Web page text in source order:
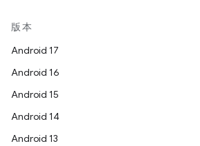
版本
Android 17
Android 16
Android 15
Android 14
Android 13